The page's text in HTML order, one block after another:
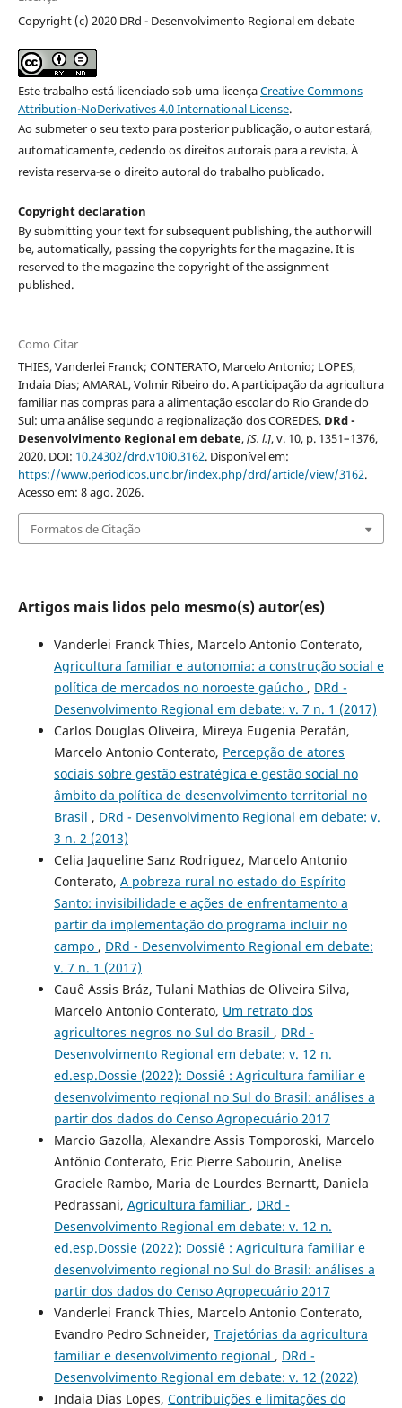
Copyright (c) 2020 DRd - Desenvolvimento Regional em debate
Este trabalho está licenciado sob uma licençaCreative Commons
Attribution-NoDerivatives 4.0 International License.
Ao submeter o seu texto para posterior publicação, o autor estará,
automaticamente, cedendo os direitos autorais para a revista. À
revista reserva-se o direito autoral do trabalho publicado.
Copyright declaration
By submitting your text for subsequent publishing, the author will
be, automatically, passing the copyrights for the magazine. It is
reserved to the magazine the copyright of the assignment
published.
Como Citar
THIES, Vanderlei Franck; CONTERATO, Marcelo Antonio; LOPES,
Indaia Dias; AMARAL, Volmir Ribeiro do. A participação da agricultura
familiar nas compras para a alimentação escolar do Rio Grande do
Sul: uma análise segundo a regionalização dos COREDES. DRd -
Desenvolvimento Regional em debate,[S. l.], v. 10, p. 1351–1376,
2020. DOI: 10.24302/drd.v10i0.3162. Disponível em:
https://www.periodicos.unc.br/index.php/drd/article/view/3162.
Acesso em: 8 ago. 2026.
Formatos de Citação
Artigos mais lidos pelo mesmo(s) autor(es)
Vanderlei Franck Thies, Marcelo Antonio Conterato,
Agricultura familiar e autonomia: a construção social e
política de mercados no noroeste gaúcho , DRd -
Desenvolvimento Regional em debate: v. 7 n. 1 (2017)
Carlos Douglas Oliveira, Mireya Eugenia Perafán,
Marcelo Antonio Conterato, Percepção de atores
sociais sobre gestão estratégica e gestão social no
âmbito da política de desenvolvimento territorial no
Brasil , DRd - Desenvolvimento Regional em debate: v.
3 n. 2 (2013)
Celia Jaqueline Sanz Rodriguez, Marcelo Antonio
Conterato, A pobreza rural no estado do Espírito
Santo: invisibilidade e ações de enfrentamento a
partir da implementação do programa incluir no
campo , DRd - Desenvolvimento Regional em debate:
v. 7 n. 1 (2017)
Cauê Assis Bráz, Tulani Mathias de Oliveira Silva,
Marcelo Antonio Conterato, Um retrato dos
agricultores negros no Sul do Brasil , DRd -
Desenvolvimento Regional em debate: v. 12 n.
ed.esp.Dossie (2022): Dossiê : Agricultura familiar e
desenvolvimento regional no Sul do Brasil: análises a
partir dos dados do Censo Agropecuário 2017
Marcio Gazolla, Alexandre Assis Tomporoski, Marcelo
Antônio Conterato, Eric Pierre Sabourin, Anelise
Graciele Rambo, Maria de Lourdes Bernartt, Daniela
Pedrassani, Agricultura familiar , DRd -
Desenvolvimento Regional em debate: v. 12 n.
ed.esp.Dossie (2022): Dossiê : Agricultura familiar e
desenvolvimento regional no Sul do Brasil: análises a
partir dos dados do Censo Agropecuário 2017
Vanderlei Franck Thies, Marcelo Antonio Conterato,
Evandro Pedro Schneider, Trajetórias da agricultura
familiar e desenvolvimento regional , DRd -
Desenvolvimento Regional em debate: v. 12 (2022)
Indaia Dias Lopes, Contribuições e limitações do